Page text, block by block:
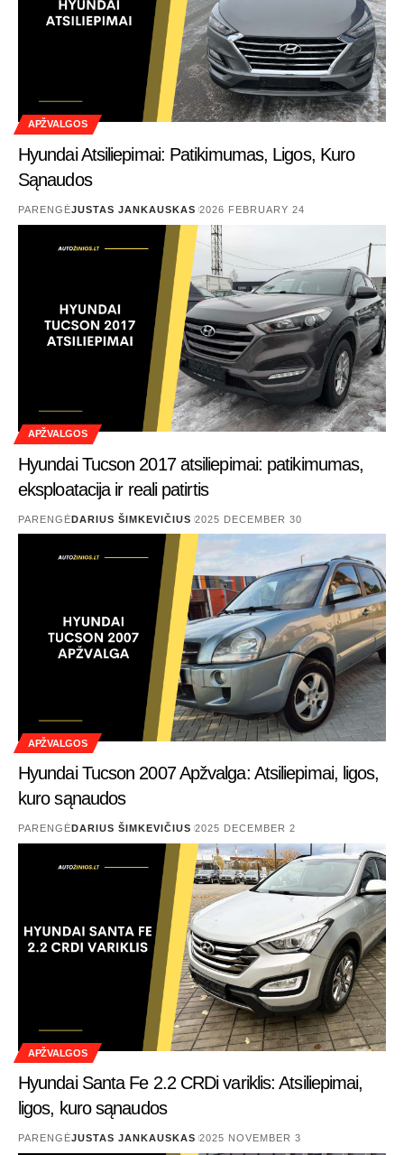
APŽVALGOS
Hyundai Atsiliepimai: Patikimumas, Ligos, Kuro
Sąnaudos
PARENGĖJUSTAS JANKAUSKAS 2026 FEBRUARY 24
APŽVALGOS
Hyundai Tucson 2017 atsiliepimai: patikimumas,
eksploatacija ir reali patirtis
PARENGĖDARIUS ŠIMKEVIČIUS 2025 DECEMBER 30
APŽVALGOS
Hyundai Tucson 2007 Apžvalga: Atsiliepimai, ligos,
kuro sąnaudos
PARENGĖ DARIUS ŠIMKEVIČIUS 2025 DECEMBER 2
APŽVALGOS
Hyundai Santa Fe 2.2 CRDi variklis: Atsiliepimai,
ligos, kuro sąnaudos
PARENGĖJUSTAS JANKAUSKAS 2025 NOVEMBER 3